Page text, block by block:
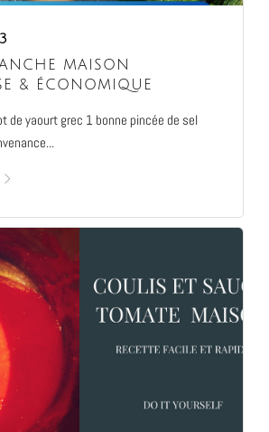
MAISON
& ÉCONOMIQUE
de yaourt grec 1 bonne pincée de sel